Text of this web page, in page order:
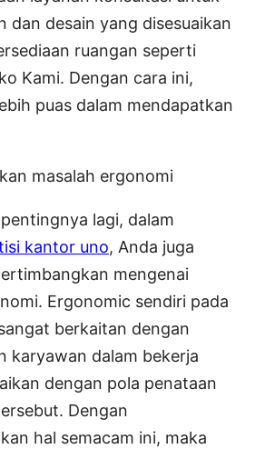
dan desain yang disesuaikan
ruangan seperti
Kami. Dengan cara ini,
puas dalam mendapatkan
masalah ergonomi
lagi, dalam
kantor uno, Anda juga
mengenai
Ergonomic sendiri pada
berkaitan dengan
karyawan dalam bekerja
dengan pola penataan
Dengan
hal semacam ini, maka